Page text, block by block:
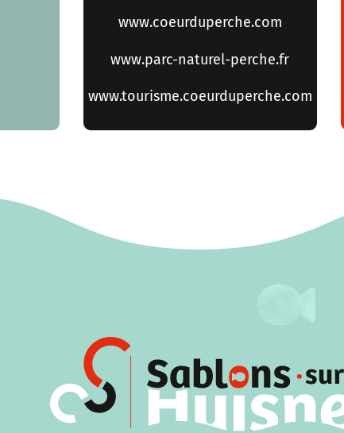
www.coeurduperche.com
www.parc-naturel-perche.fr
www.tourisme.coeurduperche.com